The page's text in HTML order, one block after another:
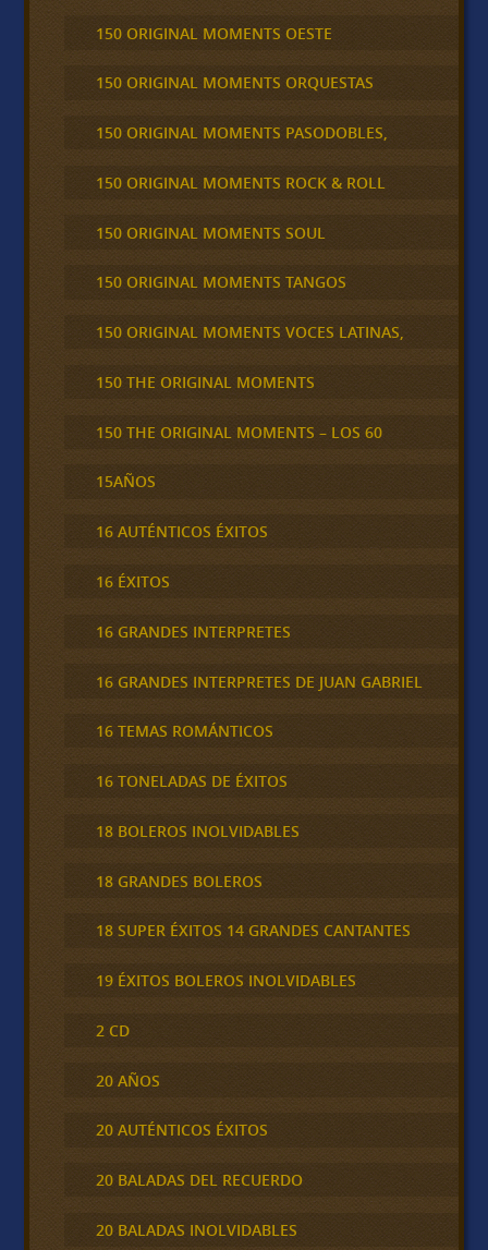
150 ORIGINAL MOMENTS OESTE
150 ORIGINAL MOMENTS ORQUESTAS
150 ORIGINAL MOMENTS PASODOBLES,
150 ORIGINAL MOMENTS ROCK & ROLL
150 ORIGINAL MOMENTS SOUL
150 ORIGINAL MOMENTS TANGOS
150 ORIGINAL MOMENTS VOCES LATINAS,
150 THE ORIGINAL MOMENTS
150 THE ORIGINAL MOMENTS – LOS 60
15AÑOS
16 AUTÉNTICOS ÉXITOS
16 ÉXITOS
16 GRANDES INTERPRETES
16 GRANDES INTERPRETES DE JUAN GABRIEL
16 TEMAS ROMÁNTICOS
16 TONELADAS DE ÉXITOS
18 BOLEROS INOLVIDABLES
18 GRANDES BOLEROS
18 SUPER ÉXITOS 14 GRANDES CANTANTES
19 ÉXITOS BOLEROS INOLVIDABLES
2 CD
20 AÑOS
20 AUTÉNTICOS ÉXITOS
20 BALADAS DEL RECUERDO
20 BALADAS INOLVIDABLES